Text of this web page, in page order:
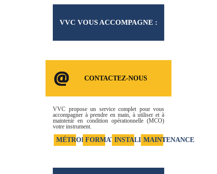
VVC VOUS ACCOMPAGNE :
NOS SERVICES
CONTACTEZ-NOUS
VVC propose un service complet pour vous
accompagner à prendre en main, à utiliser et à
maintenir en condition opérationnelle (MCO)
votre instrument.
MÉTROLOGIEFORMATIONINSTALLATIONMAINTENANCE